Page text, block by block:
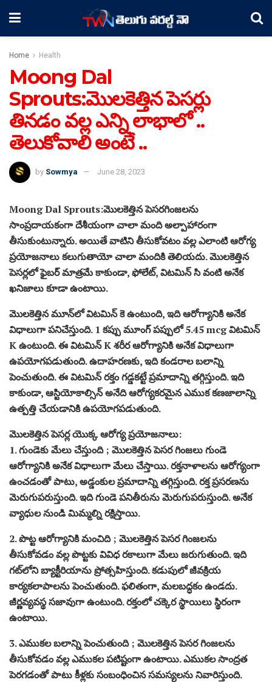
Home Health
Moong Dal
Sprouts:మొలకెత్తిన పెసర్లు
తినడం వల్ల ఎన్ని లాభాలో ..
తెలుకోవాలి అంటే ..
by Sowmya June 28, 2023
Moong Dal Sprouts:మొలకెత్తిన పెసరగింజలను
సాంప్రదాయకంగా దేశీయంగా చాలా మంది అల్పాహారంగా
తీసుకుంటున్నారు. అయితే వాటిని తీసుకోవటం వల్ల ఎలాంటి ఆరోగ్య
ప్రయోజనాలు కలుగుతాయో చాలా మందికి తెలియదు. మొలకెత్తిన
పెసర్లలో ఫైబర్ మాత్రమే కాకుండా, ఫోలేట్, విటమిన్ సి వంటి అనేక
ఖనిజాలు కూడా ఉంటాయి.
మొలకెత్తిన మూన్‌లో విటమిన్ కె ఉంటుంది, ఇది ఆరోగ్యానికి అనేక
విధాలుగా పనిచేస్తుంది. 1 కప్పు మూంగ్ పప్పులో 5.45 mcg విటమిన్
K ఉంటుంది. ఈ విటమిన్ K శరీర ఆరోగ్యానికి అనేక విధాలుగా
ఉపయోగపడుతుంది. ఉదాహరణకు, ఇది కండరాల బలాన్ని
పెంచుతుంది. ఈ విటమిన్ రక్తం గడ్డకట్టే ప్రమాదాన్ని తగ్గిస్తుంది. ఇది
కాకుండా, ఆస్టియోకాల్సిన్ అనేది ఆరోగ్యకరమైన ఎముక కణజాలాన్ని
ఉత్పత్తి చేయడానికి ఉపయోగపడుతుంది.
మొలకెత్తిన పెసర్ల యొక్క ఆరోగ్య ప్రయోజనాలు:
1. గుండెకు మేలు చేస్తుంది ; మొలకెత్తిన పెసర గింజలు గుండె
ఆరోగ్యానికి అనేక విధాలుగా మేలు చేస్తాయి. రక్తనాళాలను ఆరోగ్యంగా
ఉంచడంతో పాటు, అడ్డంకుల ప్రమాదాన్ని తగ్గిస్తుంది. రక్త ప్రసరణను
మెరుగుపరుస్తుంది. ఇది గుండె పనితీరును మెరుగుపరుస్తుంది. అనేక
వ్యాధుల నుండి మిమ్మల్ని రక్షిస్తాయి.
2. పొట్ట ఆరోగ్యానికి మంచిది ; మొలకెత్తిన పెసర గింజలను
తీసుకోవడం వల్ల పొట్టకు వివిధ రకాలుగా మేలు జరుగుతుంది. ఇది
గట్‌లోని బ్యాక్టీరియాను ప్రోత్సహిస్తుంది. కడుపులో జీవక్రియ
కార్యకలాపాలను పెంచుతుంది. ఫలితంగా, మలబద్ధకం ఉండదు.
జీర్ణవ్యవస్థ సజావుగా ఉంటుంది. రక్తంలో చక్కెర స్థాయిలు స్థిరంగా
ఉంటాయి.
3. ఎముకల బలాన్ని పెంచుతుంది ; మొలకెత్తిన పెసర గింజలను
తీసుకోవడం వల్ల ఎముకల పటిష్టంగా ఉంటాయి. ఎముకల సాంద్రత
పెరగడంతో పాటు కీళ్లకు సంబంధించిన సమస్యలను నివారిస్తుంది.